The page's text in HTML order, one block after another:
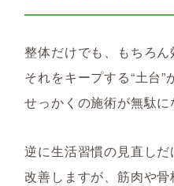
整体だけでも、もちろん
それをキープする“土台”
せっかくの施術が無駄に
逆に生活習慣の見直し
改善しますが、筋肉や